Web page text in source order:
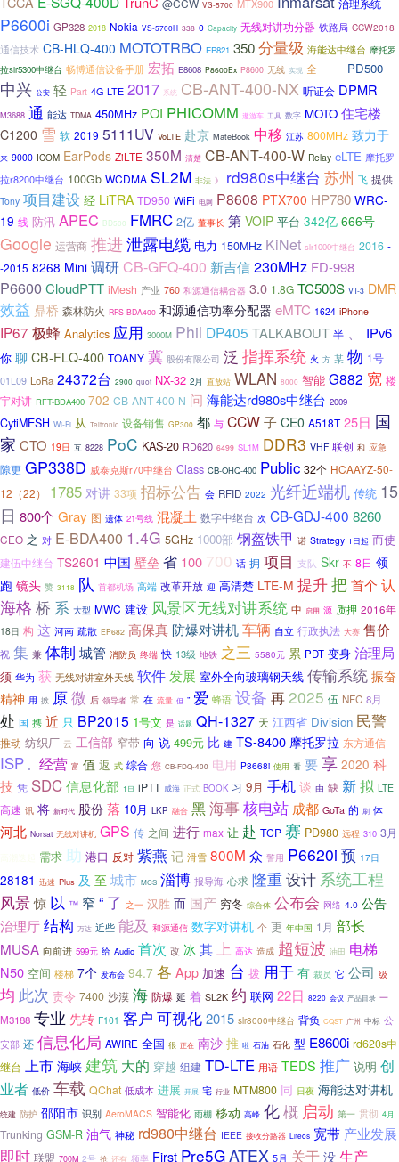
@CCW VS-5700 MTX900 治理系统
P6600i GP328 2018 Nokia VS-5700H 338 0 Capacity 无线对讲功分器 铁路局 CCW2018
通信技术 CB-HLQ-400 MOTOTRBO EP821 350分量级 海能达中继台 摩托罗
拉slr5300中继台 畅博通信设备手册 宏拓 E8608 P8600Ex P8600 无线 实现 全 PD500
中兴 公安 轻 Part 4G-LTE 2017 系统 CB-ANT-400-NX 听证会 DPMR
M3688 通 能达 TDMA 450MHz POI PHICOMM 遨游车 工具 数字 MOTO 住宅楼
C1200 雪 软 2019 5111UV VoLTE 赴京 MateBook 中移 江苏 800MHz 致力于
来 9000 ICOM EarPods ZiLTE 350M 清楚 CB-ANT-400-W Relay eLTE 摩托罗
拉r8200中继台 100Gb WCDMA SL2M 非法 》 rd980s中继台 苏州 飞 提供
Tony 项目建设 经 LiTRA TD950 WiFi 电网 P8608 PTX700 HP780 WRC-
19 线 防汛 APEC BD500 FMRC 2亿 董事长 第 VOIP 平台 342亿 666号
Google 运营商 推进泄露电缆 电力 150MHz KiNet slr1000中继台 2016 -
-2015 8268 Mini 调研 CB-GFQ-400 新吉信230MHz FD-998
P6600 CloudPTT iMesh 产业 760 和源通信耦合器 3.0 1.8G TC500S VT-3 DMR
效益 鼎桥 森林防火 RFS-BDA400 和源通信功率分配器 eMTC 1624 iPhone
IP67 极蜂 Analytics 应用 3000M Phil DP405 TALKABOUT 半 、 IPv6
你 聊 CB-FLQ-400 TOANY 冀 股份有限公司 泛 指挥系统 火 方 某 物 1号
01L09 LoRa 24372台 2900 quot NX-32 2月 直放站 WLAN 8000 智能 G882 宽 楼
宇对讲 RFT-BDA400 702 CB-ANT-400-N 问 海能达rd980s中继台 2009
CytiMESH Wi-Fi 从 Teltronic 设备销售 GP300 都 与 CCW子 CE0 A518T 25日 国
家 CTO 19日 互 8228 PoC KAS-20 RD620 6499 SL1M DDR3 VHF 联创 和 应急
隙更 GP338D 威泰克斯r70中继台 Class CB-OHQ-400 Public 32个 HCAAYZ-50-
12（22）
1785 对讲 33项 招标公告 会 RFID 2022 光纤近端机 传统 15
日 800个 Gray 图 遗体 21号线 混凝土 数字中继台 次 CB-GDJ-400 8260
CEO 之 对 E-BDA400 1.4G 5GHz 1000部 钢盔铁甲 诺 Strategy 1日起 而使
建伍中继台 TS2601 中国 壁垒 省 100 700 话 拥 项目 支队 Skr 不 8日 领
跑 镜头 赞 3118 队 首都机场 高端 改革开放 迎 高清楚 LTE-M 提升把首个 认
海格 桥 系 大型 MWC 建设 风景区无线对讲系统 中 启用 源 质押 2016年
18日 构 这 河南 疏散 EP682 高保真 防爆对讲机车辆 自立 行政执法 大赛 售价
祝 集 兼 体制 城管 消防员 终端 快 13级 地铁 之三 5580元 累 PDT 变身 治理局
须 华为 获 无线对讲室外天线 软件 发展 室外全向玻璃钢天线 传输系统 振奋
精神 用 掀 原微 后 领导者 常 在 流量 但 ” 爱 蜂语 设备 再2025 伍 NFC 8月
处 国 携 近 只 BP2015 1号文 是 话题 QH-1327 天 江西省 Division 民警
推动 纺织厂 云 工信部 窄带 向 说 499元 比 建 TS-8400 摩托罗拉 东方通信
ISP 经营 富 值 返 式 综合 您 CB-FDQ-400 电用 P8668i 使用 看 要享 2020 科
技 凭 SDC信息化部 1日 iPTT 威海 正式 BOOK 习 9月 手机 谈 由 缺 新拟 LTE
高速 讯 将 新时代 股份 落 10月 LKP 融合 黑海事核电站 成都 GoTa 的 刷 体
河北 Norsat 无线对讲机 GPS 传 之间 进行 max 让 赴 TCP 赛 PD980 远程 310 3月
需求 助 港口 反对 紫燕 记 滑雪 800M 众 警用 P6620i 预 17日
28181 迅速 Plus 及 至 城市 MCS 淄博 报导海 心求 隆重设计 系统工程
风景 惊 以 ™ 窄“ 了 之一 汉胜 而 国产 穷冬 综合体 公布会 网络 4.0 公告
治理厅结构 万达 近些 能及 和源通信 数字对讲机 个 更 年中国 1月 部长
MUSA 向前进 599元 给 Audio 首次 改 冰 其上 高达 造成 超短波 油田 电梯
N50 空间 楼梯 7个 发布会 94.7 各 App 加速 台 拨 用于 有 裁员 它 公司 级
均 此次 责令 7400 沙漠 海 防爆 延 着 SL2K 约 联网 22日 8220 会议 产品目录 一
M3188 专业 先转 F101 客户 可视化2015 slr8000中继台 背负 CQST 广州 中标 公
安部 还 信息化局 AWIRE 全国 很 正在 南沙 推 啦 石油 石化 型 E8600i rd620s中
继台 上市 海峡 建筑 大的 穿越 组建 TD-LTE 用语 TEDS 推广 说明 创
业者 低价 车载 QChat 低成本 进展 开展 宅 行业 MTM800 同 日夜 海能达对讲机
统建 防护 邵阳市 识别 AeroMACS 智能化 雨棚 移动 高峰 化概 启动 第一 贯彻 4月
Trunking GSM-R 油气 神秘 rd980中继台 IEEE 接收分路器 Liteos 宽带 产业发展
即时 联盟 700M 2号 抢 还有 频率 First Pre5GATEX 5月 关于 没 生产